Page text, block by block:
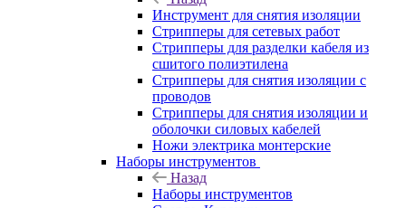
Инструмент для снятия изоляции
Стрипперы для сетевых работ
Стрипперы для разделки кабеля из
сшитого полиэтилена
Cтрипперы для снятия изоляции с
проводов
Стрипперы для снятия изоляции и
оболочки силовых кабелей
Ножи электрика монтерские
Наборы инструментов
Назад
Наборы инструментов